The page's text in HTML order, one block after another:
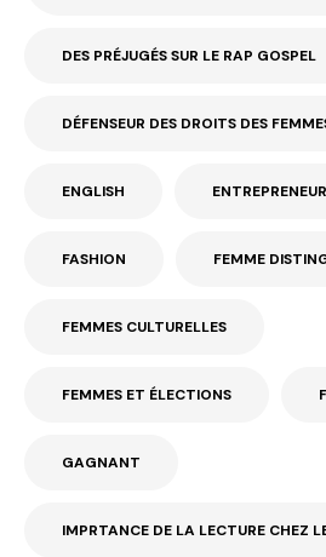
DES PRÉJUGÉS SUR LE RAP GOSPEL
DÉFENSEUR DES DROITS DES
ENGLISH
FASHION FEMME
FEMMES CULTURELLES
FEMMES ET ÉLECTIONS
GAGNANT
IMPRTANCE DE LA LECTURE CHEZ